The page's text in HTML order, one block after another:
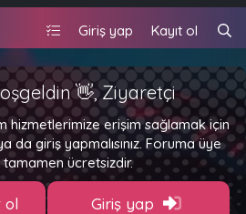
Giriş yap Kayıt ol
👋, Ziyaretçi
hizmetlerimize erişim sağlamak için
da giriş yapmalısınız. Foruma üye
ücretsizdir.
ol Giriş yap